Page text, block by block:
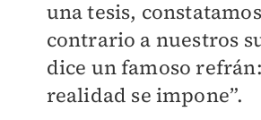
una tesis,
contrario a nuestros
dice un famoso
realidad se impone”.